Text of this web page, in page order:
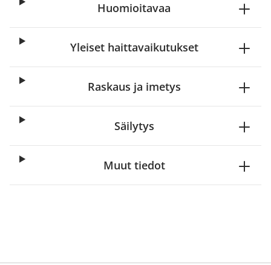
Huomioitavaa
Yleiset haittavaikutukset
Raskaus ja imetys
Säilytys
Muut tiedot